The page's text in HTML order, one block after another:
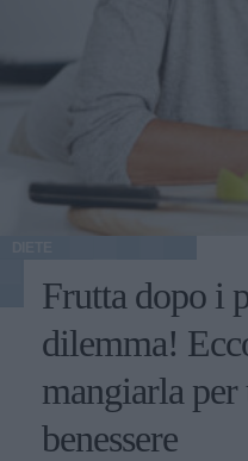
Frutta dopo i
dilemma!
mangiarla
benessere